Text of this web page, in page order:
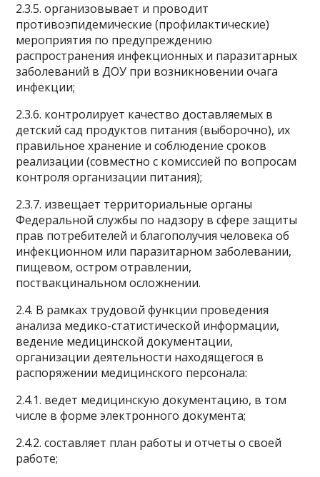
2.3.5. организовывает и проводит
противоэпидемические (профилактические)
мероприятия по предупреждению
распространения инфекционных и паразитарных
заболеваний в ДОУ при возникновении очага
инфекции;
2.3.6. контролирует качество доставляемых в
детский сад продуктов питания (выборочно), их
правильное хранение и соблюдение сроков
реализации (совместно с комиссией по вопросам
контроля организации питания);
2.3.7. извещает территориальные органы
Федеральной службы по надзору в сфере защиты
прав потребителей и благополучия человека об
инфекционном или паразитарном заболевании,
пищевом, остром отравлении,
поствакцинальном осложнении.
2.4. В рамках трудовой функции проведения
анализа медико-статистической информации,
ведение медицинской документации,
организации деятельности находящегося в
распоряжении медицинского персонала:
2.4.1. ведет медицинскую документацию, в том
числе в форме электронного документа;
2.4.2. составляет план работы и отчеты о своей
работе;